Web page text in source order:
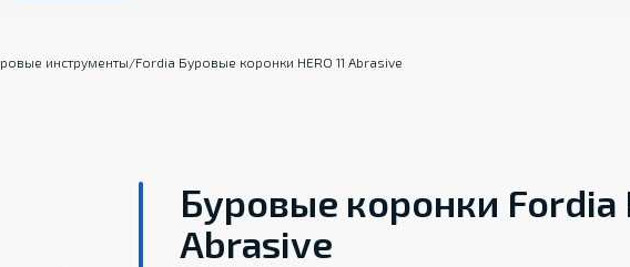
инструменты/Fordia Буровые коронки HERO 11 Abrasive
Буровые коронки Fordia
Abrasive